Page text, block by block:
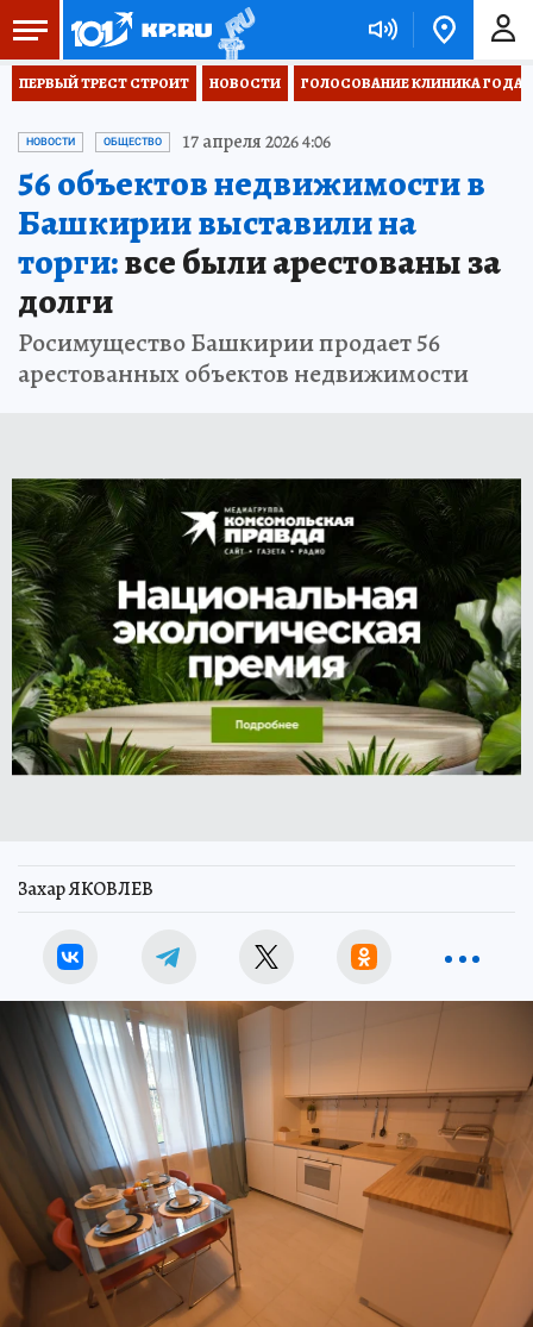
ПЕРВЫЙ ТРЕСТ СТРОИТ НОВОСТИ ГОЛОСОВАНИЕ КЛИНИКА ГОДА
НОВОСТИ ОБЩЕСТВО 17 апреля 2026 4:06
56 объектов недвижимости в
Башкирии выставили на
торги:все были арестованы за
долги
Росимущество Башкирии продает 56
арестованных объектов недвижимости
Захар ЯКОВЛЕВ